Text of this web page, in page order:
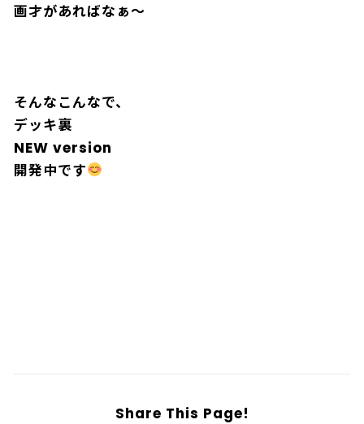
画才があればなぁ〜
そんなこんなで、
デッキ裏
NEW version
開発中です
Share This Page!